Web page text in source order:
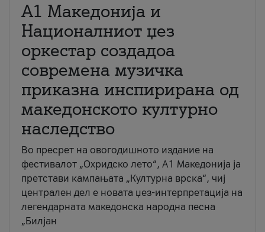
А1 Македонија и
Националниот џез
оркестар создадоа
современа музичка
приказна инспирирана од
македонското културно
наследство
Во пресрет на овогодишното издание на
фестивалот „Охридско лето“, А1 Македонија ја
претстави кампањата „Културна врска“, чиј
централен дел е новата џез-интерпретација на
легендарната македонска народна песна
„Билјан